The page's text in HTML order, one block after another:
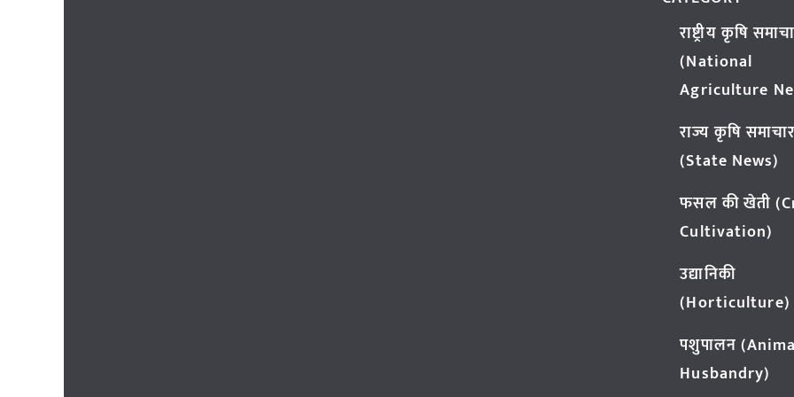
राष्ट्रीय कृषि
(National
Agriculture
राज्य कृषि समाचार
(State News)
फसल की खेती
Cultivation)
उद्यानिकी
(Horticulture)
पशुपालन
Husbandry)